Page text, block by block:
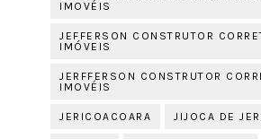
IMOVÉIS
JEFFERSON CONSTRUTOR
IMÓVEIS
JERFFERSON CONSTRUTOR
IMOVÉIS
JERICOACOARA JIJOCA DE